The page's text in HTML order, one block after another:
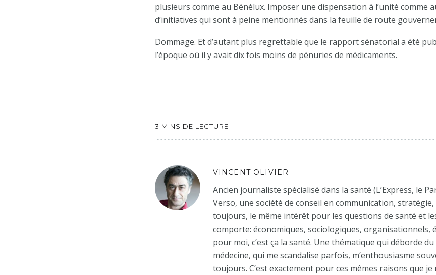
plusieurs comme au Bénélux. Imposer une dispensation à l’unité comme
d’initiatives qui sont à peine mentionnés dans la feuille de route
Dommage. Et d’autant plus regrettable que le rapport sénatorial a été
l’époque où il y avait dix fois moins de pénuries de médicaments.
3 MINS DE LECTURE
VINCENT OLIVIER
Ancien journaliste spécialisé dans la santé (L’Express, le
Verso, une société de conseil en communication, stratégie,
toujours, le même intérêt pour les questions de santé et
comporte: économiques, sociologiques, organisationnels,
pour moi, c’est ça la santé. Une thématique qui déborde
médecine, qui me scandalise parfois, m’enthousiasme
toujours. C’est exactement pour ces mêmes raisons que je